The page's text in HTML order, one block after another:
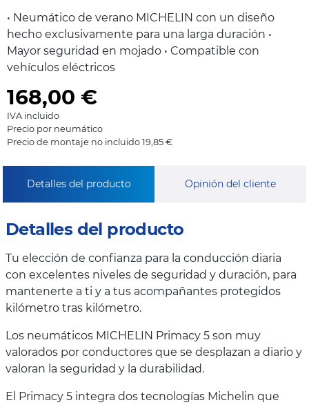
• Neumático de verano MICHELIN con un diseño
hecho exclusivamente para una larga duración •
Mayor seguridad en mojado • Compatible con
vehículos eléctricos
168,00 €
IVA incluido
Precio por neumático
Precio de montaje no incluido 19,85 €
Detalles del producto Opinión del cliente
Detalles del producto
Tu elección de confianza para la conducción diaria
con excelentes niveles de seguridad y duración, para
mantenerte a ti y a tus acompañantes protegidos
kilómetro tras kilómetro.
Los neumáticos MICHELIN Primacy 5 son muy
valorados por conductores que se desplazan a diario y
valoran la seguridad y la durabilidad.
El Primacy 5 integra dos tecnologías Michelin que